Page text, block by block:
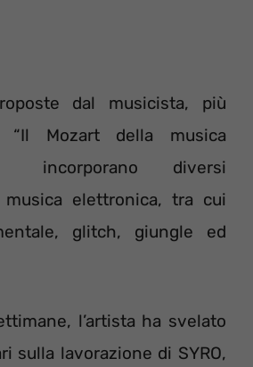
dal musicista, più
“Il Mozart della musica
incorporano diversi
elettronica, tra cui
glitch, giungle ed
l’artista ha svelato
sulla lavorazione di SYRO,